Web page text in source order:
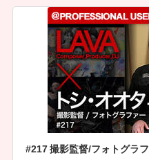
#217 撮影監督/フォトグラ